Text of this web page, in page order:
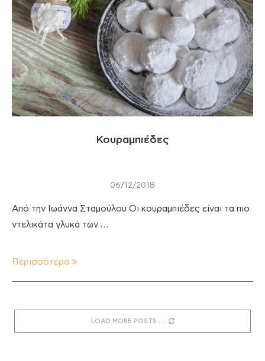
Κουραμπιέδες
06/12/2018
Από την Ιωάννα Σταμούλου Οι κουραμπιέδες είναι τα πιο
ντελικάτα γλυκά των …
Περισσότερα
LOAD MORE POSTS